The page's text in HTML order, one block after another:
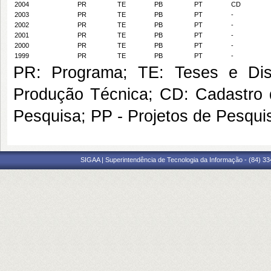
2004
PR TE PB PT
CD
2003
PR TE PB PT
-
2002
PR TE PB PT
-
2001
PR TE PB PT
-
2000
PR TE PB PT
-
1999
PR TE PB PT -
PR: Programa; TE: Teses e
Produção Técnica; CD:
Pesquisa; PP - Projetos de
SIGAA | Superintendência de Tecnologia da Informação - (84)